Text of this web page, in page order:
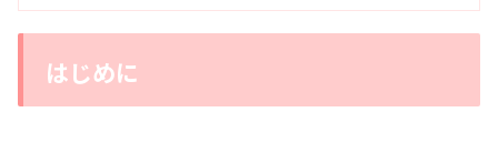
はじめに